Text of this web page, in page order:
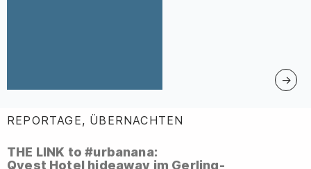
REPORTAGE, ÜBERNACHTEN
THE LINK to #urbanana:
Qvest Hotel hideaway im Gerling-